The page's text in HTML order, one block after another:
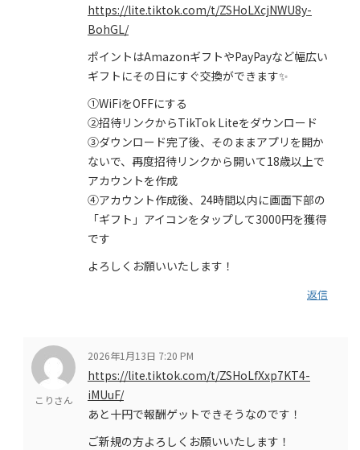
https://lite.tiktok.com/t/ZSHoLXcjNWU8y-
BohGL/
ポイントはAmazonギフトやPayPayなど幅広い
ギフトにその日にすぐ交換ができます✨
①WiFiをOFFにする
②招待リンクからTikTok Liteをダウンロード
③ダウンロード完了後、そのままアプリを開か
ないで、再度招待リンクから開いて18歳以上で
アカウントを作成
④アカウント作成後、24時間以内に画面下部の
「ギフト」アイコンをタップして3000円を獲得
です
よろしくお願いいたします！
返信
こりさん
2026年1月13日 7:20 PM
https://lite.tiktok.com/t/ZSHoLfXxp7KT4-
iMUuF/
あと十円で報酬ゲットできそうなのです！
ご新規の方よろしくお願いいたします！